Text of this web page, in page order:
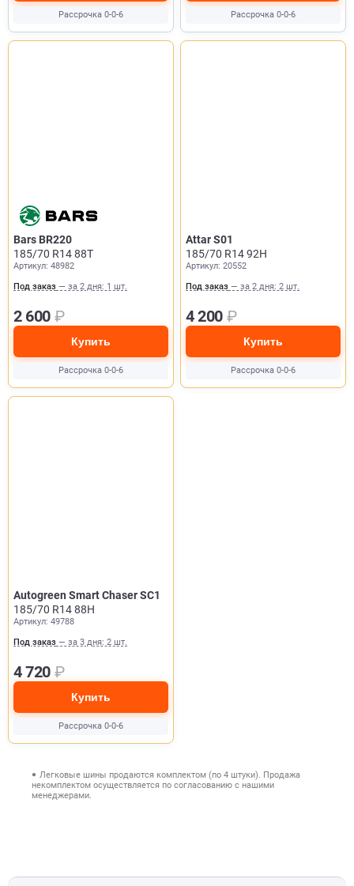
Рассрочка 0-0-6 Рассрочка 0-0-6
Bars BR220
185/70 R14 88T
Артикул: 48982
Под заказ — за 2 дня: 1 шт.
2 600 ₽
Купить
Рассрочка 0-0-6
Attar S01
185/70 R14 92H
Артикул: 20552
Под заказ — за 2 дня: 2 шт.
4 200 ₽
Купить
Рассрочка 0-0-6
Autogreen Smart Chaser SC1
185/70 R14 88H
Артикул: 49788
Под заказ — за 3 дня: 2 шт.
4 720 ₽
Купить
Рассрочка 0-0-6
Легковые шины продаются комплектом (по 4 штуки). Продажа
некомплектом осуществляется по согласованию с нашими
менеджерами.